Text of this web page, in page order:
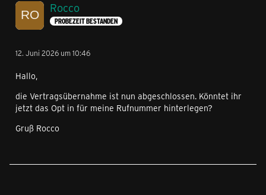
Rocco
PROBEZEIT BESTANDEN
12. Juni 2026 um 10:46
Hallo,
die Vertragsübernahme ist nun abgeschlossen. Könntet ihr
jetzt das Opt in für meine Rufnummer hinterlegen?
Gruß Rocco